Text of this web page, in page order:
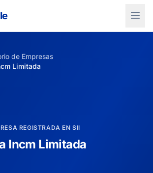
de Empresas
Limitada
REGISTRADA EN SII
Incm Limitada